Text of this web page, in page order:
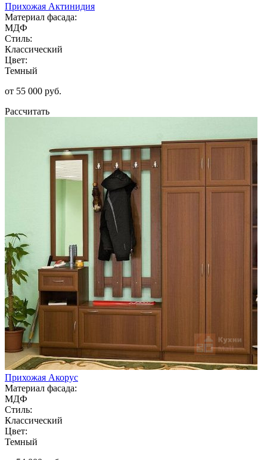
Прихожая Актинидия
Материал фасада:
МДФ
Стиль:
Классический
Цвет:
Темный
от 55 000 руб.
Рассчитать
Прихожая Акорус
Материал фасада:
МДФ
Стиль:
Классический
Цвет:
Темный